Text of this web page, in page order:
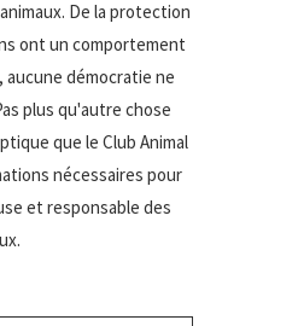
De la protection
ont un comportement
aucune démocratie ne
plus qu'autre chose
que le Club Animal
nécessaires pour
et responsable des